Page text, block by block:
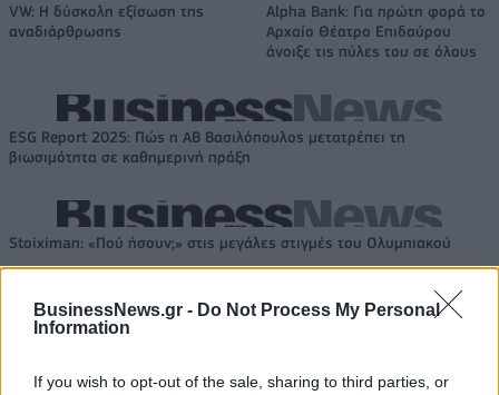
BusinessNews.gr - Do Not Process My Personal
Information
If you wish to opt-out of the sale, sharing to third parties, or
VW: Η δύσκολη εξίσωση της
αναδιάρθρωσης
Alpha Bank: Για πρώτη φορά το
Αρχαίο Θέατρο Επιδαύρου
άνοιξε τις πύλες του σε όλους
ESG Report 2025: Πώς η ΑΒ Βασιλόπουλος μετατρέπει τη
βιωσιμότητα σε καθημερινή πράξη
Stoiximan: «Πού ήσουν;» στις μεγάλες στιγμές του Ολυμπιακού
ΠΕΡΙΣΣΌΤΕΡΑ ΣΕ ΑΥΤΉ ΤΗΝ ΚΑΤΗΓΟΡΊΑ